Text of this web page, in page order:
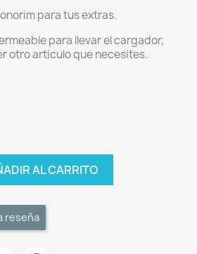
para tus extras.
para llevar el cargador,
otro articulo que necesites.
AL CARRITO
reseña